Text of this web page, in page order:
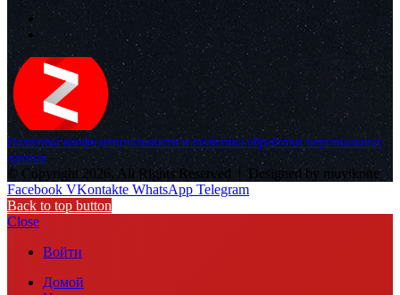
Политика конфиденциальности и политика обработки персональных
данных
© Copyright 2026, All Rights Reserved | Designed by muvikone
Facebook VKontakte WhatsApp Telegram
Back to top button
Close
Войти
Домой